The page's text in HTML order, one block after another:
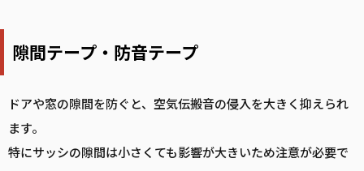
隙間テープ・防音テープ
ドアや窓の隙間を防ぐと、空気伝搬音の侵入を大きく抑えられ
ます。
特にサッシの隙間は小さくても影響が大きいため注意が必要で